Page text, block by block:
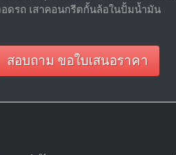
ดรถ เสาคอนกรีตกั้นล้อในปั้มน้ำมัน
สอบถาม ขอใบเสนอราคา